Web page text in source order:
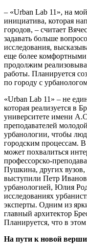
– «Urban Lab 11», на
инициатива, которая
городов, – считает
задавать больше
исследования,
еще более
продолжим
работы. Планируется
по городу с
«Urban Lab 11» – не
которая реализуется в
университете имени
преподавателей
урбанологии, чтобы
городским процессам.
может похвалиться
профессорско-
Пушкина, других вузов,
выступили Петр
урбанологией, Юлия
исследованиях
эксперты. Одним из
главный архитектор
Планируется, что в
На пути к новой